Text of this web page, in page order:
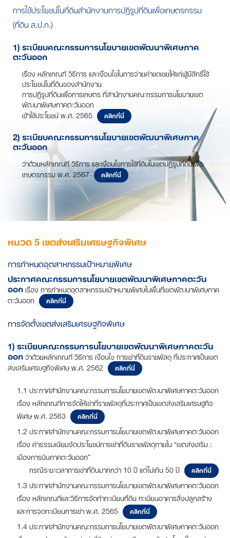
การใช้ประโยชน์ในที่ดินสำนักงานการปฏิรูปที่ดินเพื่อเกษตรกรรม
(ที่ดิน ส.ป.ก.)
1) ระเบียบคณะกรรมการนโยบายเขตพัฒนาพิเศษภาค
ตะวันออก
เรื่อง หลักเกณฑ์ วิธีการ และเงื่อนไขในการจ่ายค่าชดเชยให้แก่ผู้มีสิทธิ์ใช้
ประโยชน์ในที่ดินของสำนักงาน
การปฏิรูปที่ดินเพื่อการเกษตร ที่สำนักงานคณะกรรมการนโยบายเขต
พัฒนาพิเศษภาคตะวันออก
เข้าใช้ประโยชน์ พ.ศ. 2565 คลิกที่นี่
2) ระเบียบคณะกรรมการนโยบายเขตพัฒนาพิเศษภาค
ตะวันออก
ว่าด้วยหลักเกณฑ์ วิธีการ และเงื่อนไขการใช้ที่ดินในเขตปฏิรูปที่ดินเพื่อ
เกษตรกรรม พ.ศ. 2567 คลิกที่นี่
หมวด 5 เขตส่งเสริมเศรษฐกิจพิเศษ
การกำหนดอุตสาหกรรมเป้าหมายพิเศษ
ประกาศคณะกรรมการนโยบายเขตพัฒนาพิเศษภาคตะวัน
ออกเรื่อง การกำหนดอุตสาหกรรมเป้าหมายพิเศษในพื้นที่เขตพัฒนาพิเศษภาค
ตะวันออก คลิกที่นี่
การจัดตั้งเขตส่งเสริมเศรษฐกิจพิเศษ
1) ระเบียบคณะกรรมการนโยบายเขตพัฒนาพิเศษภาคตะวัน
ออกว่าด้วยหลักเกณฑ์ วิธีการ เงื่อนไข การเช่าที่ดินราชพัสดุ ที่ประกาศเป็นเขต
ส่งเสริมเศรษฐกิจพิเศษ พ.ศ. 2562 คลิกที่นี่
1.1 ประกาศสำนักงานคณะกรรมการนโยบายเขตพัฒนาพิเศษภาคตะวันออก
เรื่อง หลักเกณฑ์การจัดให้เช่าที่ราชพัสดุที่ประกาศเป็นเขตส่งเสริมเศรษฐกิจ
พิเศษ พ.ศ. 2563
คลิกที่นี่
1.2 ประกาศสำนักงานคณะกรรมการนโยบายเขตพัฒนาพิเศษภาคตะวันออก
เรื่อง ค่าธรรมเนียมจัดประโยชน์การเช่าที่ดินราชพัสดุภายใน “เขตส่งเสริม :
เมืองการบินภาคตะวันออก”
กรณีระยะเวลาการเช่าที่ดินมากกว่า 10 ปี แต่ไม่เกิน 50 ปี
คลิกที่นี่
1.3 ประกาศสำนักงานคณะกรรมการนโยบายเขตพัฒนาพิเศษภาคตะวันออก
เรื่อง หลักเกณฑ์และวิธีการจัดทำทะเบียนที่ดิน ทะเบียนอาคารสิ่งปลูกสร้าง
และการจดทะเบียนการเช่า พ.ศ. 2565
คลิกที่นี่
1.4 ประกาศสำนักงานคณะกรรมการนโยบายเขตพัฒนาพิเศษภาคตะวันออก